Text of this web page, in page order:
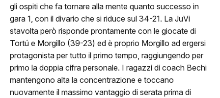
Classifica
Calendario
gli ospiti che fa tornare alla mente quanto successo in
gara 1, con il divario che si riduce sul 34-21. La JuVi
stavolta però risponde prontamente con le giocate di
Tortú e Morgillo (39-23) ed è proprio Morgillo ad ergersi
protagonista per tutto il primo tempo, raggiungendo per
primo la doppia cifra personale. I ragazzi di coach Bechi
mantengono alta la concentrazione e toccano
nuovamente il massimo vantaggio di serata prima di